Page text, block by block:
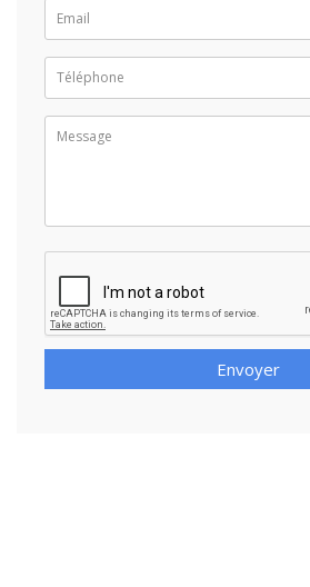
Envoyer